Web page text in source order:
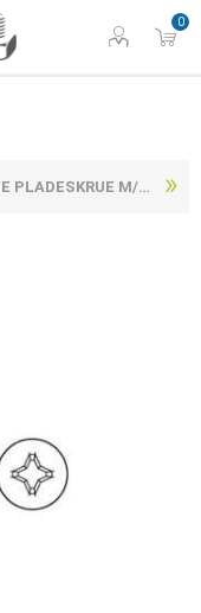
0
KÆRV H & SPIDS ELFORZINKET HÆRDET STÅL 3,9X38 (500 STK)